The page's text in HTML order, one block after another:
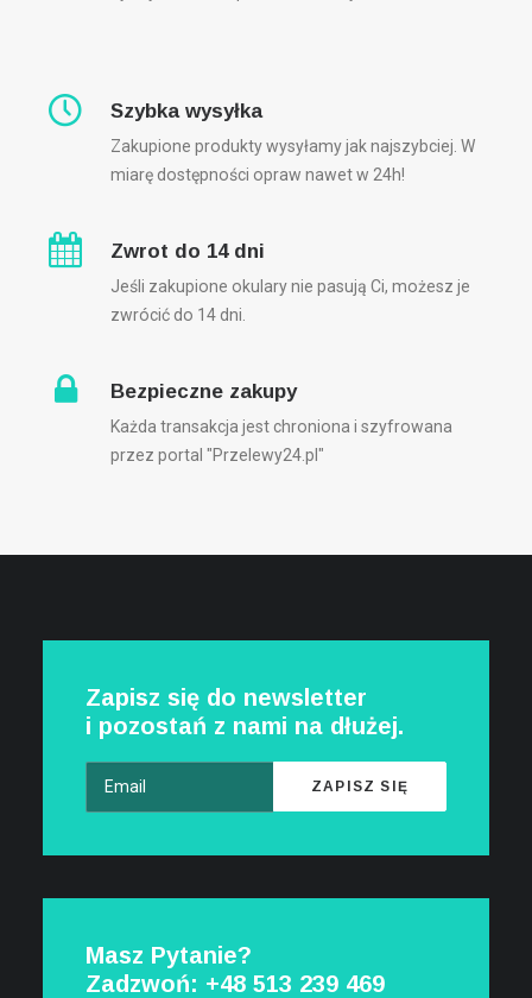
Szybka wysyłka
Zakupione produkty wysyłamy jak najszybciej. W
miarę dostępności opraw nawet w 24h!
Zwrot do 14 dni
Jeśli zakupione okulary nie pasują Ci, możesz je
zwrócić do 14 dni.
Bezpieczne zakupy
Każda transakcja jest chroniona i szyfrowana
przez portal "Przelewy24.pl"
Zapisz się do newsletter
i pozostań z nami na dłużej.
Masz Pytanie?
Zadzwoń: +48 513 239 469